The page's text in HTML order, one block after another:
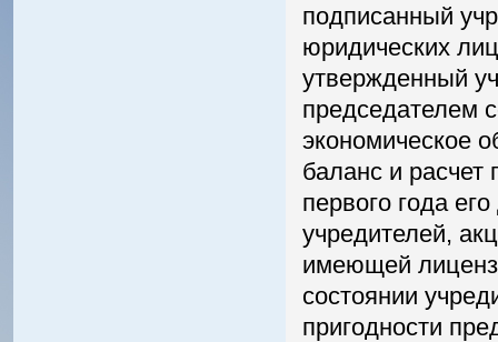
подписанный
юридических
утвержденный
председателем
экономическое
баланс и
первого года
учредителей,
имеющей
состоянии
пригодности